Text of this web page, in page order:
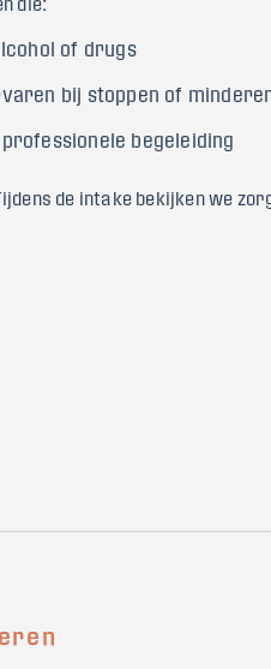
of drugs
bij stoppen of
begeleiding
de intake bekijken we